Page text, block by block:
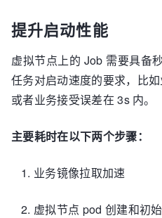
提升启动性能
虚拟节点上的 Job 需要具备
任务对启动速度的要求，比
或者业务接受误差在 3s 内。
主要耗时在以下两个步骤：
业务镜像拉取加速
虚拟节点 pod 创建和初